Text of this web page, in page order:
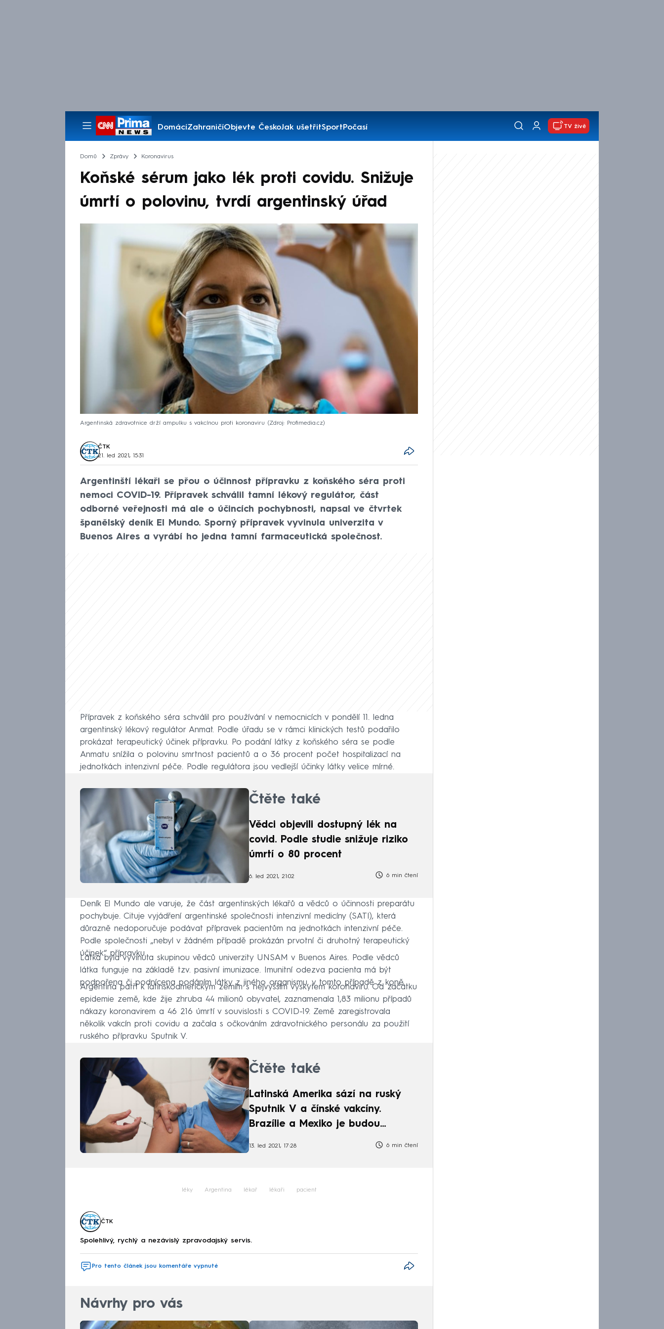
DomácíZahraničíObjevte ČeskoJak ušetřitSportPočasí
Pořady
TV živě
Domů Zprávy Koronavirus
Koňské sérum jako lék proti covidu. Snižuje
úmrtí o polovinu, tvrdí argentinský úřad
Argentinská zdravotnice drží ampulku s vakcínou proti koronaviru Zdroj: Profimedia.cz
ČTK
21. led 2021, 15:31
Argentinští lékaři se přou o účinnost přípravku z koňského séra proti
nemoci COVID-19. Přípravek schválil tamní lékový regulátor, část
odborné veřejnosti má ale o účincích pochybnosti, napsal ve čtvrtek
španělský deník El Mundo. Sporný přípravek vyvinula univerzita v
Buenos Aires a vyrábí ho jedna tamní farmaceutická společnost.
Přípravek z koňského séra schválil pro používání v nemocnicích v pondělí 11. ledna
argentinský lékový regulátor Anmat. Podle úřadu se v rámci klinických testů podařilo
prokázat terapeutický účinek přípravku. Po podání látky z koňského séra se podle
Anmatu snížila o polovinu smrtnost pacientů a o 36 procent počet hospitalizací na
jednotkách intenzivní péče. Podle regulátora jsou vedlejší účinky látky velice mírné.
Čtěte také
Vědci objevili dostupný lék na
covid. Podle studie snižuje riziko
úmrtí o 80 procent
6. led 2021, 21:02 6 min čtení
Deník El Mundo ale varuje, že část argentinských lékařů a vědců o účinnosti preparátu
pochybuje. Cituje vyjádření argentinské společnosti intenzivní medicíny (SATI), která
důrazně nedoporučuje podávat přípravek pacientům na jednotkách intenzivní péče.
Podle společnosti „nebyl v žádném případě prokázán prvotní či druhotný terapeutický
účinek“ přípravku.
Látka byla vyvinuta skupinou vědců univerzity UNSAM v Buenos Aires. Podle vědců
látka funguje na základě tzv. pasivní imunizace. Imunitní odezva pacienta má být
podpořena či podnícena podáním látky z jiného organismu, v tomto případě z koně.
Argentina patří k latinskoamerickým zemím s nejvyšším výskytem koronaviru. Od začátku
epidemie země, kde žije zhruba 44 milionů obyvatel, zaznamenala 1,83 milionu případů
nákazy koronavirem a 46 216 úmrtí v souvislosti s COVID-19. Země zaregistrovala
několik vakcín proti covidu a začala s očkováním zdravotnického personálu za použití
ruského přípravku Sputnik V.
Čtěte také
Latinská Amerika sází na ruský
Sputnik V a čínské vakcíny.
Brazílie a Mexiko je budou
13. led 2021, 17:28 6 min čtení
léky Argentina lékař lékaři pacient
ČTK
Spolehlivý, rychlý a nezávislý zpravodajský servis.
Pro tento článek jsou komentáře vypnuté
Návrhy pro vás